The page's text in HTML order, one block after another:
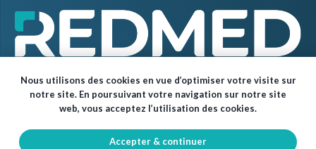
© Red Med 2024 – Tous droits réservés.
Nous utilisons des cookies en vue d’optimiser votre visite sur
notre site. En poursuivant votre navigation sur notre site
web, vous acceptez l’utilisation des cookies.
Accepter & continuer